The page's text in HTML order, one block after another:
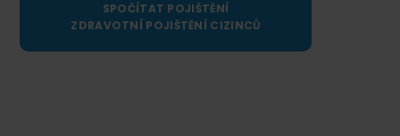
SPOČÍTAT POJIŠTĚNÍ
ZDRAVOTNÍ POJIŠTĚNÍ CIZINCŮ